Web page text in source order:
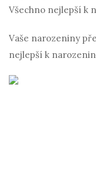
Všechno nejlepší k
Vaše narozeniny
nejlepší k